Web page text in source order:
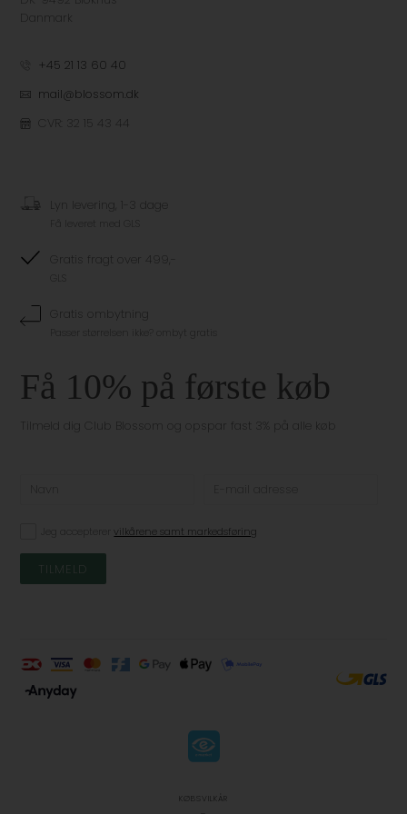
Danmark
+45 21 13 60 40
mail@blossom.dk
CVR: 32 15 43 44
Lyn levering, 1-3 dage
Få leveret med GLS
Gratis fragt over 499,-
Gratis ombytning
Passer størrelsen ikke? ombyt gratis
Få 10% på første køb
Tilmeld dig Club Blossom og opspar fast 3% på alle køb
Jeg accepterervilkårene samt markedsføring
KØBSVILKÅR